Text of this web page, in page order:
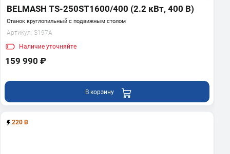
BELMASH TS-250ST1600/400 (2.2 кВт, 400 В)
Станок круглопильный с подвижным столом
Артикул: S197A
Наличие уточняйте
159 990 ₽
В корзину
220 В